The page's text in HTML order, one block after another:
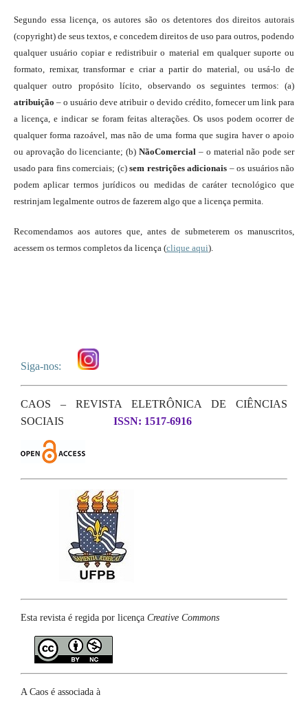
Segundo essa licença, os autores são os detentores dos direitos autorais
(copyright) de seus textos, e concedem direitos de uso para outros, podendo
qualquer usuário copiar e redistribuir o material em qualquer suporte ou
formato, remixar, transformar e criar a partir do material, ou usá-lo de
qualquer outro propósito lícito, observando os seguintes termos: (a)
atribuição – o usuário deve atribuir o devido crédito, fornecer um link para
a licença, e indicar se foram feitas alterações. Os usos podem ocorrer de
qualquer forma razoável, mas não de uma forma que sugira haver o apoio
ou aprovação do licenciante; (b)NãoComercial – o material não pode ser
usado para fins comerciais; (c)sem restrições adicionais – os usuários não
podem aplicar termos jurídicos ou medidas de caráter tecnológico que
restrinjam legalmente outros de fazerem algo que a licença permita.
Recomendamos aos autores que, antes de submeterem os manuscritos,
acessem os termos completos da licença (clique aqui).
Siga-nos:
CAOS – REVISTA ELETRÔNICA DE CIÊNCIAS
SOCIAIS
ISSN: 1517-6916
Esta revista é regida por licença Creative Commons
A Caos é associada à